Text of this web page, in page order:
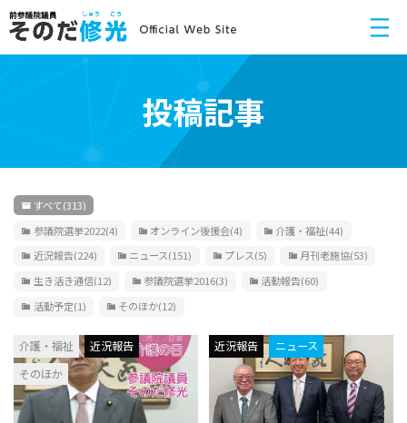
投稿記事
すべて(313)
参議院選挙2022(4) オンライン後援会(4) 介護・福祉(44)
近況報告(224) ニュース(151) プレス(5) 月刊老施協(53)
生き活き通信(12) 参議院選挙2016(3) 活動報告(60)
活動予定(1) そのほか(12)
介護・福祉
近況報告
そのほか
近況報告 ニュース